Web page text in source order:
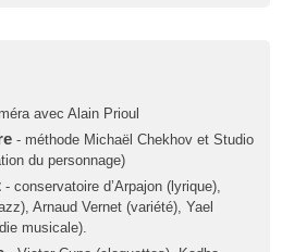
avec Alain Prioul
- méthode Michaël Chekhov et Studio
du personnage)
- conservatoire d’Arpajon (lyrique),
Arnaud Vernet (variété), Yael
musicale).